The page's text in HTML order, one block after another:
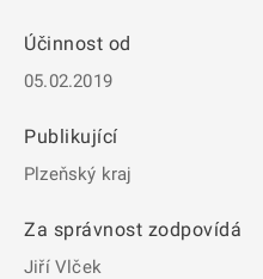
Účinnost od
05.02.2019
Publikující
Plzeňský kraj
Za správnost zodpovídá
Jiří Vlček